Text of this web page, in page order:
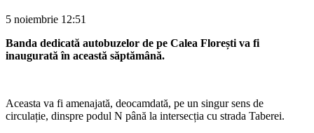
5 noiembrie 12:51
Banda dedicată autobuzelor de pe Calea Florești va fi
inaugurată în această săptămână.
Aceasta va fi amenajată, deocamdată, pe un singur sens de
circulație, dinspre podul N până la intersecția cu strada Taberei.